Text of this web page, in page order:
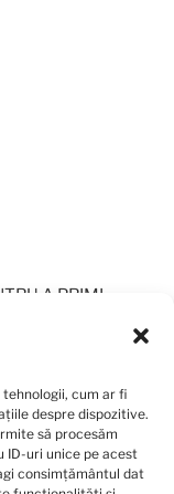
cum ar fi
despre dispozitive.
să procesăm
ID-uri unice pe acest
consimțământul dat
A PRIMI